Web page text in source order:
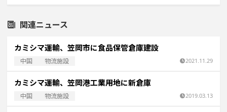
関連ニュース
カミシマ運輸、笠岡市に食品保管倉庫建設
中国 物流施設 2021.11.29
カミシマ運輸、笠岡港工業用地に新倉庫
中国 物流施設 2019.03.13